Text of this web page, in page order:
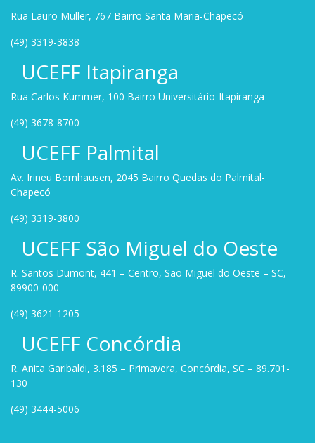
Rua Lauro Müller, 767 Bairro Santa Maria-Chapecó
(49) 3319-3838
UCEFF Itapiranga
Rua Carlos Kummer, 100 Bairro Universitário-Itapiranga
(49) 3678-8700
UCEFF Palmital
Av. Irineu Bornhausen, 2045 Bairro Quedas do Palmital-
Chapecó
(49) 3319-3800
UCEFF São Miguel do Oeste
R. Santos Dumont, 441 – Centro, São Miguel do Oeste – SC,
89900-000
(49) 3621-1205
UCEFF Concórdia
R. Anita Garibaldi, 3.185 – Primavera, Concórdia, SC – 89.701-
130
(49) 3444-5006